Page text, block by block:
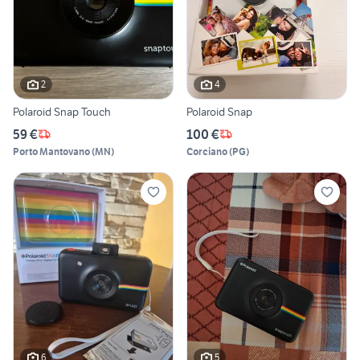
2
Polaroid Snap Touch
59 €
Porto Mantovano(MN)
4
Polaroid Snap
100 €
Corciano(PG)
6 5